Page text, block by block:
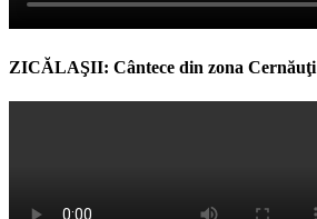
ZICĂLAŞII: Cântece din zona Cernăuţi